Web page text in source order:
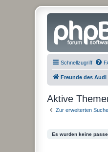
Schnellzugriff
Freunde des Audi
Aktive
Zur erweiterten Suche
Es wurden keine